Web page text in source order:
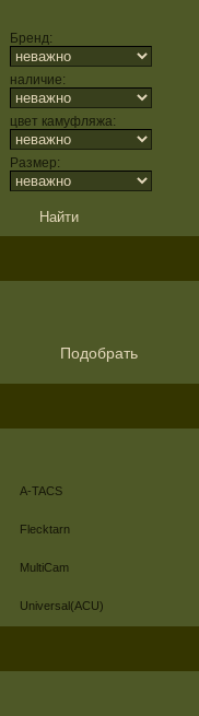
Бренд:
наличие:
цвет камуфляжа:
Размер:
Подобрать
A-TACS
Flecktarn
MultiCam
Universal(ACU)